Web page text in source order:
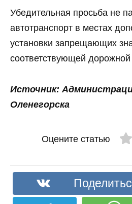
Убедительная просьба не
автотранспорт в местах
установки запрещающих
соответствующей дорожной
Источник:
Оленегорска
Оцените статью